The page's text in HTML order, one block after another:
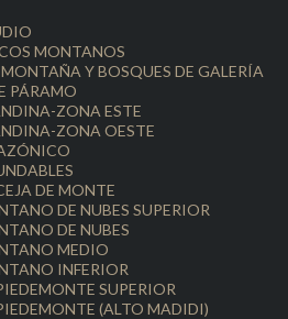
MONTANOS
Y BOSQUES DE GALERÍA
PÁRAMO
ZONA ESTE
ZONA OESTE
DE MONTE
DE NUBES SUPERIOR
DE NUBES
MEDIO
INFERIOR
SUPERIOR
(ALTO MADIDI)